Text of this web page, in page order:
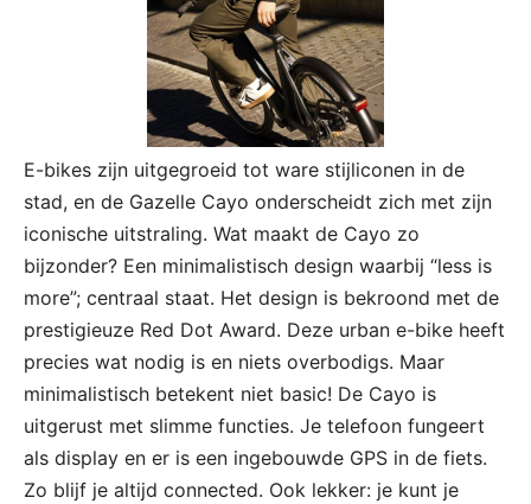
E-bikes zijn uitgegroeid tot ware stijliconen in de
stad, en de Gazelle Cayo onderscheidt zich met zijn
iconische uitstraling. Wat maakt de Cayo zo
bijzonder? Een minimalistisch design waarbij “less is
more”; centraal staat. Het design is bekroond met de
prestigieuze Red Dot Award. Deze urban e-bike heeft
precies wat nodig is en niets overbodigs. Maar
minimalistisch betekent niet basic! De Cayo is
uitgerust met slimme functies. Je telefoon fungeert
als display en er is een ingebouwde GPS in de fiets.
Zo blijf je altijd connected. Ook lekker: je kunt je